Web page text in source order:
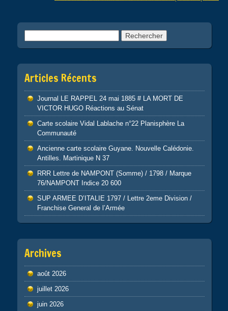
Articles Récents
Journal LE RAPPEL 24 mai 1885 # LA MORT DE
VICTOR HUGO Réactions au Sénat
Carte scolaire Vidal Lablache n°22 Planisphère La
Communauté
Ancienne carte scolaire Guyane. Nouvelle Calédonie.
Antilles. Martinique N 37
RRR Lettre de NAMPONT (Somme) / 1798 / Marque
76/NAMPONT Indice 20 600
SUP ARMEE D’ITALIE 1797 / Lettre 2eme Division /
Franchise General de l’Armée
Archives
août 2026
juillet 2026
juin 2026